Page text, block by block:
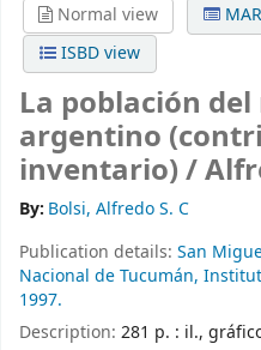
Normal view
ISBD view
La población
argentino
inventario) /
By: Bolsi, Alfredo S. C
Publication details: San
Nacional de Tucumán,
1997.
Description: 281 p. : il.,